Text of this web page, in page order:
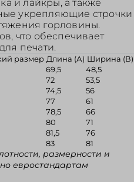
и лайкры, а также
укрепляющие строчки
горловины.
что обеспечивает
печати.
размер Длина (А) Ширина (В)
69,5
48,5
72
53,5
74,5
56
77
61
78,5
66
80
71
81,5
76
83 81
размерности и
евростандартам